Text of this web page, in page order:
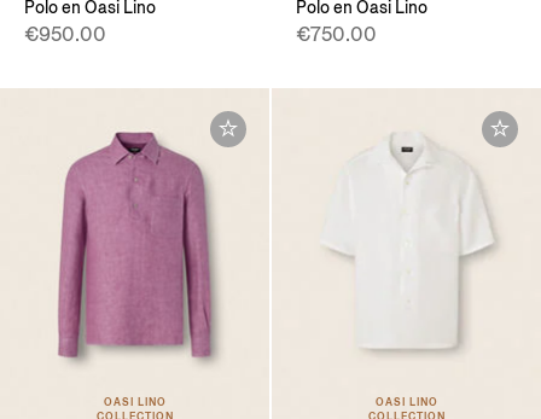
Polo en Oasi Lino
€950.00
Polo en Oasi Lino
€750.00
OASI LINO
OASI LINO